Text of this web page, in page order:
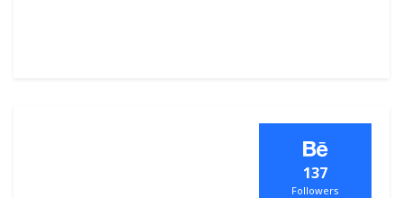
137
Followers